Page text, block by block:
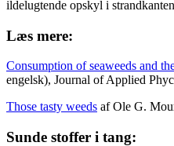
ildelugtende opskyl i
Læs mere:
Consumption of seaweeds and
engelsk), Journal of Applied
Those tasty weeds af Ole G.
Sunde stoffer i tang: